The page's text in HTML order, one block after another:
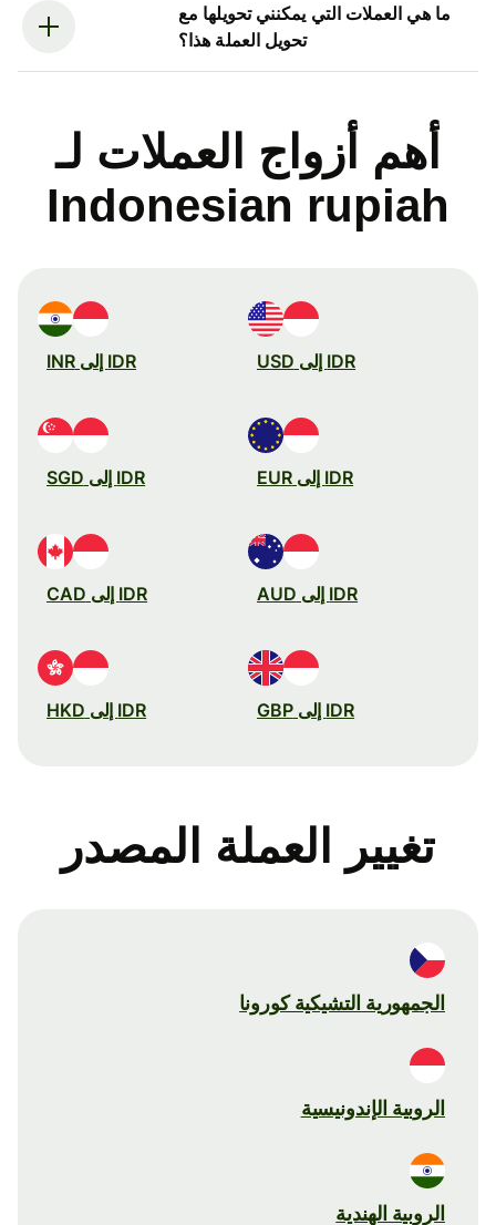
ما هي العملات التي يمكنني تحويلها مع
تحويل العملة هذا؟
أهم أزواج العملات لـ
Indonesian rupiah
IDR إلى USD IDR إلى INR
IDR إلى EUR IDR إلى SGD
IDR إلى AUD IDR إلى CAD
IDR إلى GBP IDR إلى HKD
تغيير العملة المصدر
الجمهورية التشيكية كورونا
الروبية الإندونيسية
الروبية الهندية